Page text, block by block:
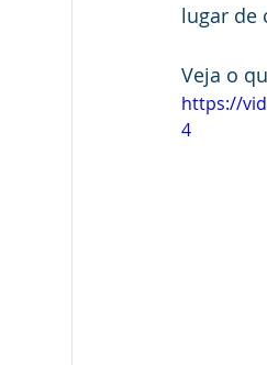
lugar de
Veja o
https://
4